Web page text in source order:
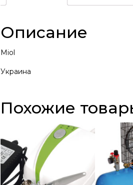
Описание
Miol
Украина
Похожие